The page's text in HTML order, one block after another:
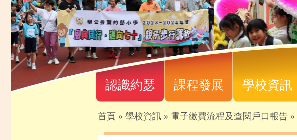
認識約瑟 課程發展 學校資訊
首頁 » 學校資訊 » 電子繳費流程及查閱戶口報告 »